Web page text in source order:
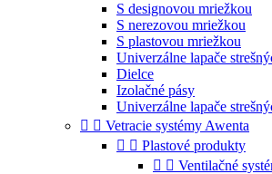
S designovou mriežkou
S nerezovou mriežkou
S plastovou mriežkou
Univerzálne lapače
Dielce
Izolačné pásy
Univerzálne lapače
  Vetracie systémy Awenta
  Plastové produkty
  Ventilačné